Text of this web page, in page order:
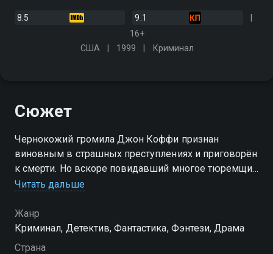
8.5
9.1
16+
США
1999 Криминал
Сюжет
Чернокожий громила Джон Коффи признан
виновным в страшных преступлениях и приговорён
к смерти. Но вскоре повидавший многое тюремщик
Пол Эджкомб понимает, что заключённый обладает
всего, он невиновен
Читать дальше
Жанр
Криминал, Детектив, Фантастика, Фэнтези, Драма
Страна